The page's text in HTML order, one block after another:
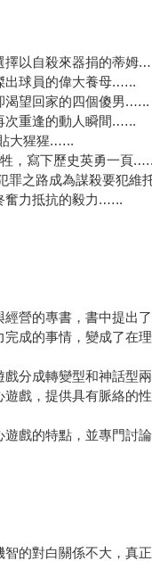
擇以自殺來器捐的蒂姆
出球員的偉大養母.…..
渴望回家的四個傻男.…..
次重逢的動人瞬間.…..
大猩猩.…..
，寫下歷史英勇一頁
罪之路成為謀殺要犯維
奮力抵抗的毅力.…..
的專書，書中提出
成的事情，變成了在
成轉變型和神話型
戲，提供具有脈絡的
的特點，並專門討
的對白關係不大，真